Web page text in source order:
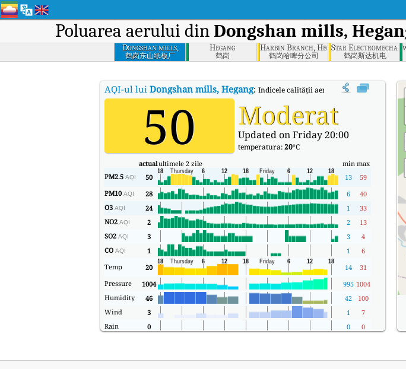
Poluarea aerului din Dongshan mills,
Dongshan mills,
Hegang
鹤岗东山纸板厂
Hegang
鹤岗
Harbin Branch, Hegang
鹤岗哈啤分公司
Star
鹤岗斯达机电
AQI-ul lui Dongshan mills, Hegang: Indicele calității aerului (AQI) în timp real
50 Moderat
Updated on Friday 20:00
temperatura:20°C
actualultimele 2 zile min max
PM2.5 AQI 50 13
59
PM10 AQI 28 6
40
O3 AQI 24 1
33
NO2 AQI 2 2
13
SO2 AQI 3 3
4
CO AQI 1 1
6
Temp
20 14
31
Pressure
1004 995 1004
Humidity
46 42
100
Wind
3 1
7
Rain
0 0 0